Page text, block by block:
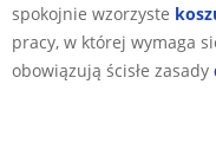
spokojnie wzorzyste
pracy, w której wymaga
obowiązują ścisłe zasady